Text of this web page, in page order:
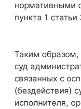
нормативными
пункта 1
Таким образом,
суд
связанных с
(бездействия)
исполнителя,